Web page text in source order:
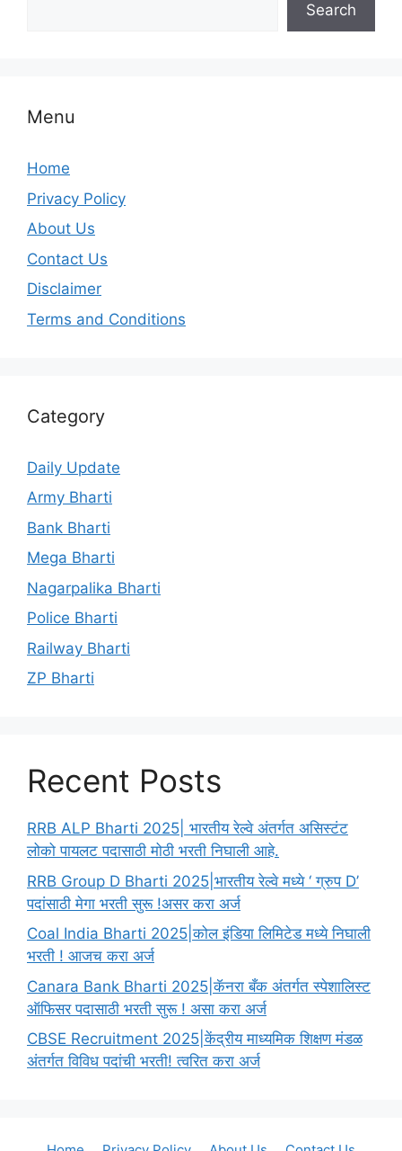
Search
Menu
Home
Privacy Policy
About Us
Contact Us
Disclaimer
Terms and Conditions
Category
Daily Update
Army Bharti
Bank Bharti
Mega Bharti
Nagarpalika Bharti
Police Bharti
Railway Bharti
ZP Bharti
Recent Posts
RRB ALP Bharti 2025| भारतीय रेल्वे अंतर्गत असिस्टंट
लोको पायलट पदासाठी मोठी भरती निघाली आहे.
RRB Group D Bharti 2025|भारतीय रेल्वे मध्ये ‘ ग्रुप D’
पदांसाठी मेगा भरती सुरू !असर करा अर्ज
Coal India Bharti 2025|कोल इंडिया लिमिटेड मध्ये निघाली
भरती ! आजच करा अर्ज
Canara Bank Bharti 2025|कॅनरा बँक अंतर्गत स्पेशालिस्ट
ऑफिसर पदासाठी भरती सुरू ! असा करा अर्ज
CBSE Recruitment 2025|केंद्रीय माध्यमिक शिक्षण मंडळ
अंतर्गत विविध पदांची भरती! त्वरित करा अर्ज